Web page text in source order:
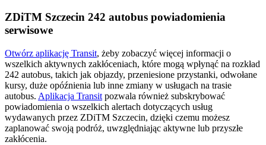
ZDiTM Szczecin 242 autobus powiadomienia
serwisowe
Otwórz aplikację Transit, żeby zobaczyć więcej informacji o
wszelkich aktywnych zakłóceniach, które mogą wpłynąć na rozkład
242 autobus, takich jak objazdy, przeniesione przystanki, odwołane
kursy, duże opóźnienia lub inne zmiany w usługach na trasie
autobus. Aplikacja Transit pozwala również subskrybować
powiadomienia o wszelkich alertach dotyczących usług
wydawanych przez ZDiTM Szczecin, dzięki czemu możesz
zaplanować swoją podróż, uwzględniając aktywne lub przyszłe
zakłócenia.